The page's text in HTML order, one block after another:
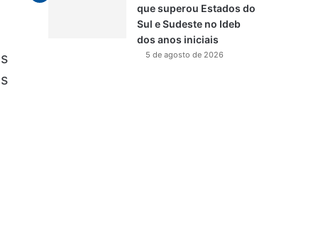
que superou Estados do
Sul e Sudeste no Ideb
dos anos iniciais
5 de agosto de 2026